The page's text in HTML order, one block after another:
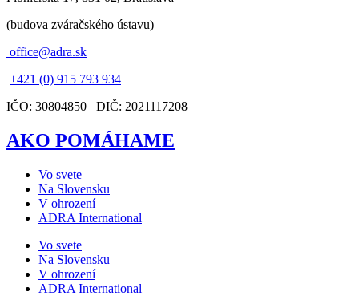
(budova zváračského ústavu)
office@adra.sk
+421 (0) 915 793 934
IČO: 30804850 DIČ: 2021117208
AKO POMÁHAME
Vo svete
Na Slovensku
V ohrození
ADRA International
Vo svete
Na Slovensku
V ohrození
ADRA International